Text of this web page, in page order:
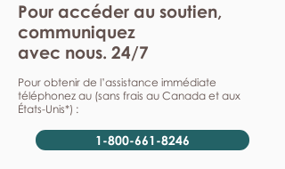
Pour accéder au soutien,
communiquez
avec nous. 24/7
Pour obtenir de l’assistance immédiate
téléphonez au (sans frais au Canada et aux
États-Unis*) :
1-800-661-8246